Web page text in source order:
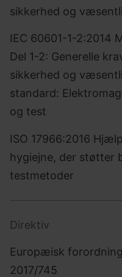
sikkerhed og
IEC 60601-1-2:2014
Del 1-2: Generelle
sikkerhed og
standard:
og test
ISO 17966:2016
hygiejne, der støtter
testmetoder
Direktiv
Europæisk
2017/745